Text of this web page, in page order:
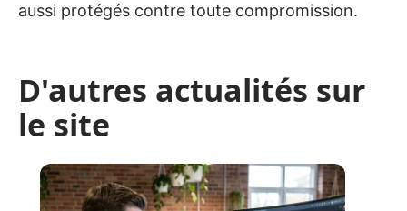
aussi protégés contre toute compromission.
D'autres actualités sur
le site